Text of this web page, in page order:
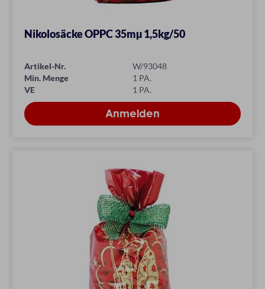
Nikolosäcke OPPC 35mµ 1,5kg/50
Artikel-Nr.
W/93048
Min. Menge
1 PA.
VE
1 PA.